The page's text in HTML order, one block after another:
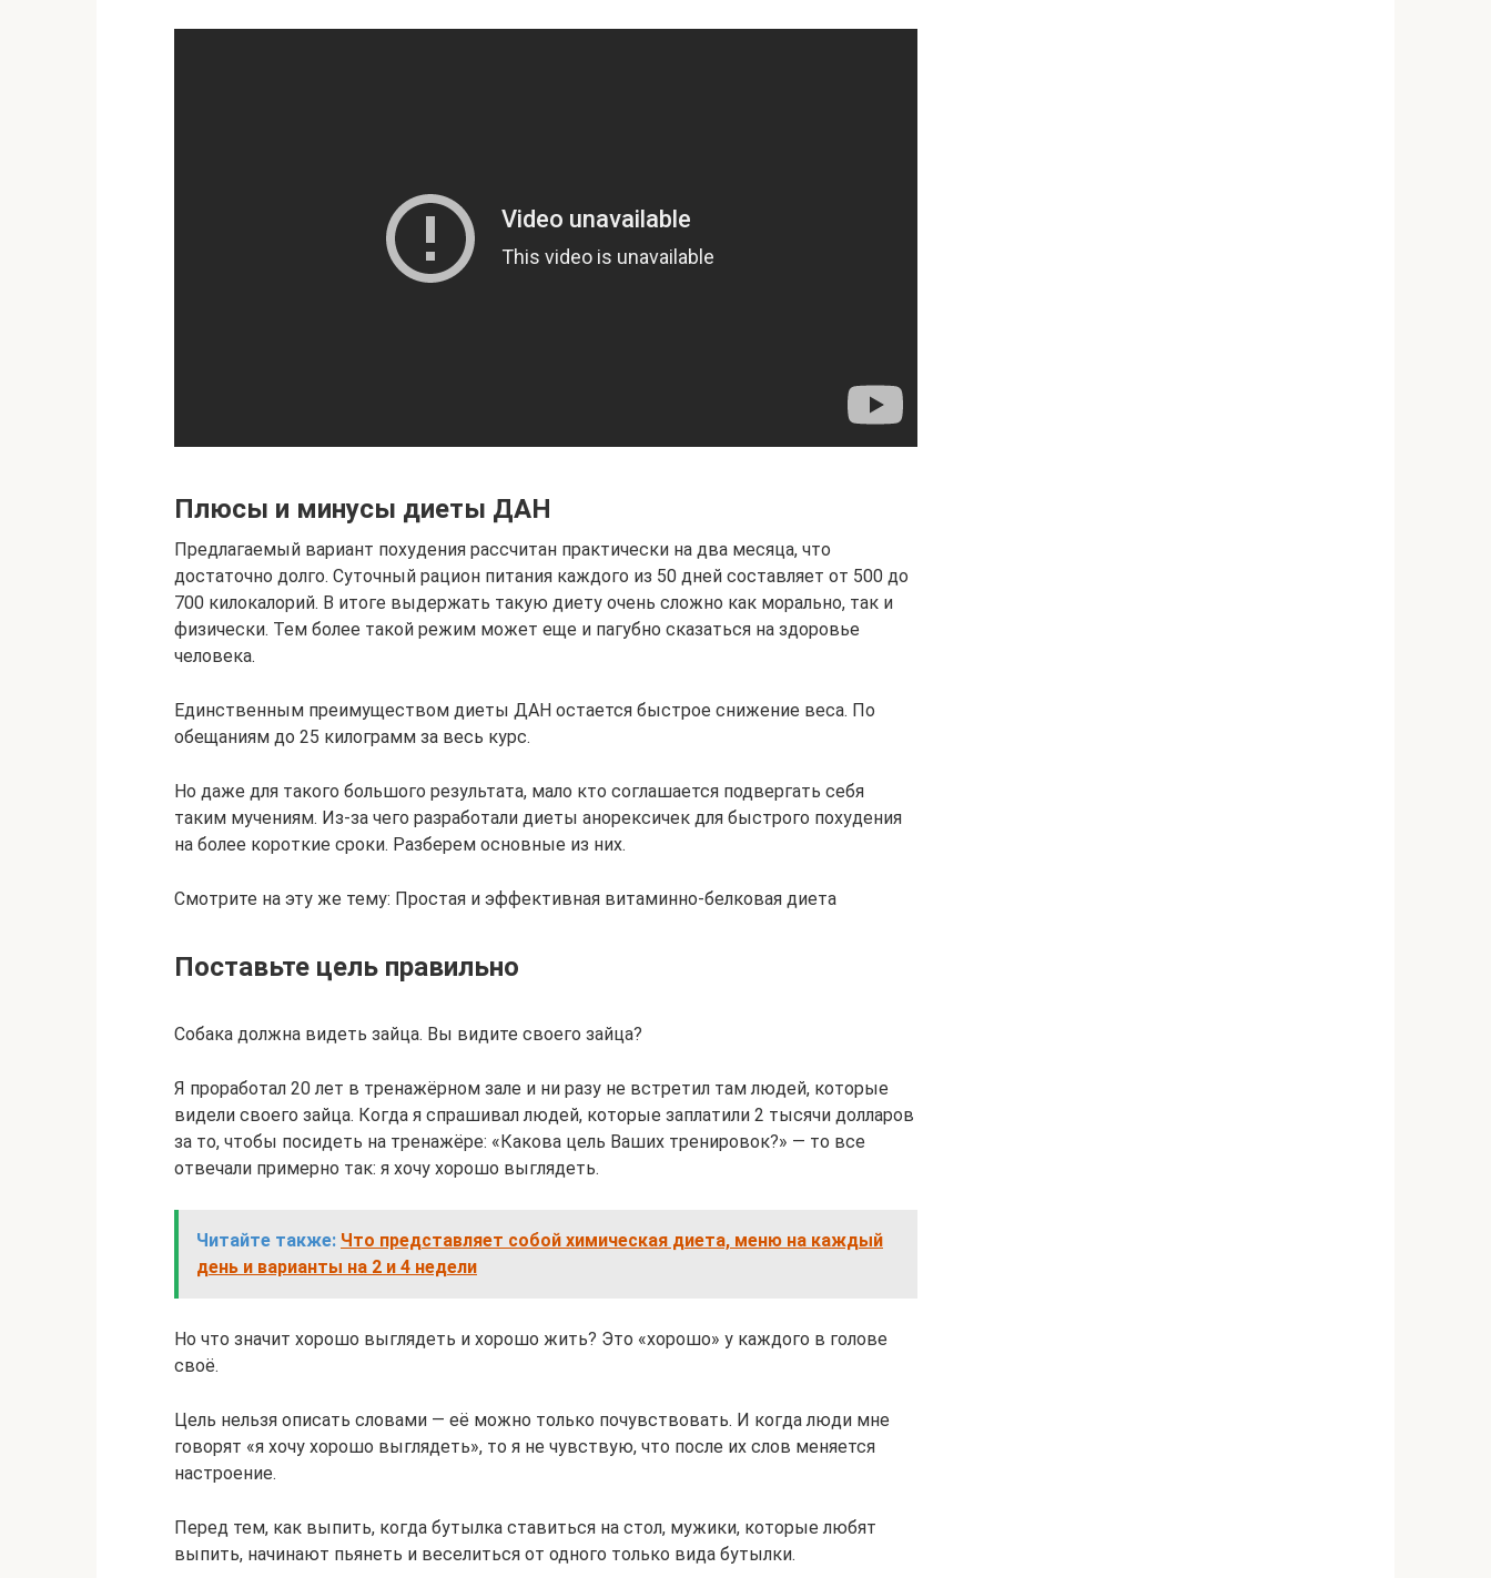
Плюсы и минусы диеты ДАН
Предлагаемый вариант похудения рассчитан практически на два месяца, что
достаточно долго. Суточный рацион питания каждого из 50 дней составляет от 500 до
700 килокалорий. В итоге выдержать такую диету очень сложно как морально, так и
физически. Тем более такой режим может еще и пагубно сказаться на здоровье
человека.
Единственным преимуществом диеты ДАН остается быстрое снижение веса. По
обещаниям до 25 килограмм за весь курс.
Но даже для такого большого результата, мало кто соглашается подвергать себя
таким мучениям. Из-за чего разработали диеты анорексичек для быстрого похудения
на более короткие сроки. Разберем основные из них.
Смотрите на эту же тему: Простая и эффективная витаминно-белковая диета
Поставьте цель правильно
Собака должна видеть зайца. Вы видите своего зайца?
Я проработал 20 лет в тренажёрном зале и ни разу не встретил там людей, которые
видели своего зайца. Когда я спрашивал людей, которые заплатили 2 тысячи долларов
за то, чтобы посидеть на тренажёре: «Какова цель Ваших тренировок?» — то все
отвечали примерно так: я хочу хорошо выглядеть.
Читайте также: Что представляет собой химическая диета, меню на каждый
день и варианты на 2 и 4 недели
Но что значит хорошо выглядеть и хорошо жить? Это «хорошо» у каждого в голове
своё.
Цель нельзя описать словами — её можно только почувствовать. И когда люди мне
говорят «я хочу хорошо выглядеть», то я не чувствую, что после их слов меняется
настроение.
Перед тем, как выпить, когда бутылка ставиться на стол, мужики, которые любят
выпить, начинают пьянеть и веселиться от одного только вида бутылки.